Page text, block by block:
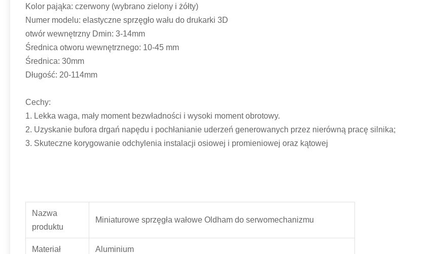
Kolor pająka: czerwony (wybrano zielony i żółty)
Numer modelu: elastyczne sprzęgło wału do drukarki 3D
otwór wewnętrzny Dmin: 3-14mm
Średnica otworu wewnętrznego: 10-45 mm
Średnica: 30mm
Długość: 20-114mm
Cechy:
1. Lekka waga, mały moment bezwładności i wysoki moment obrotowy.
2. Uzyskanie bufora drgań napędu i pochłanianie uderzeń generowanych przez nierówną pracę silnika;
3. Skuteczne korygowanie odchylenia instalacji osiowej i promieniowej oraz kątowej
Nazwa
produktu
Miniaturowe sprzęgła wałowe Oldham do serwomechanizmu
Materiał Aluminium